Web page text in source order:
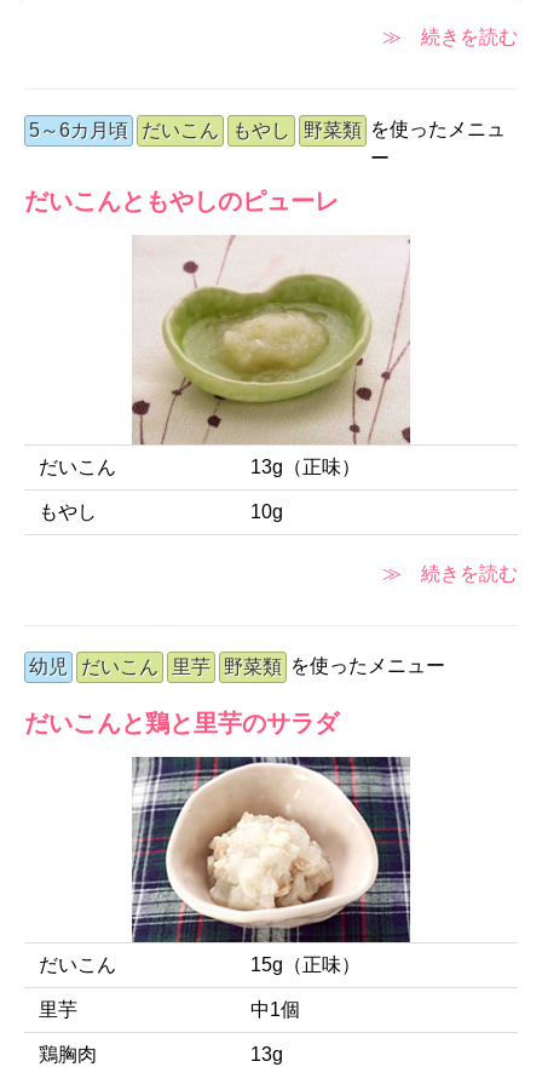
≫ 続きを読む
5～6カ月頃 だいこん もやし 野菜類 を使ったメニュ
ー
だいこんともやしのピューレ
だいこん 13g（正味）
もやし 10g
≫ 続きを読む
幼児 だいこん 里芋 野菜類 を使ったメニュー
だいこんと鶏と里芋のサラダ
だいこん 15g（正味）
里芋 中1個
鶏胸肉 13g